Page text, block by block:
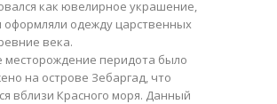
как ювелирное украшение,
оформляли одежду царственных
века.
месторождение перидота было
на острове Зебаргад, что
вблизи Красного моря. Данный